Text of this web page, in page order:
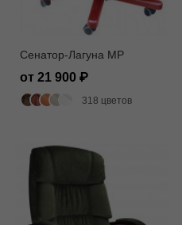
Сенатор-Лагуна MP
от 21 900
318 цветов